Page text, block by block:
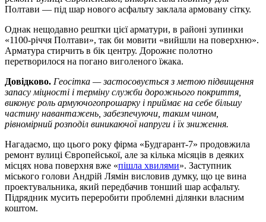
Полтави — під шар нового асфальту заклала армовану сітку.
Однак нещодавно рештки цієї арматури, в районі зупинки
«1100-річчя Полтави», так би мовити «вийшли на поверхню».
Арматура стирчить в бік центру. Дорожнє полотно
перетворилося на погано виголеного їжака.
Довідково. Геосітка — застосовується з метою підвищення
запасу міцності і терміну служби дорожнього покриття,
виконує роль армуючогопрошарку і приймає на себе більшу
частину навантажень, забезпечуючи, таким чином,
рівномірний розподіл виникаючої напруги і їх зниження.
Нагадаємо, що цього року фірма «Будгарант-7» продовжила
ремонт вулиці Європейської, але за кілька місяців в деяких
місцях нова поверхня вже «пішла хвилями». Заступник
міського голови Андрій Лямін висловив думку, що це вина
проектувальника, який передбачив тонший шар асфальту.
Підрядник мусить переробити проблемні ділянки власним
коштом.